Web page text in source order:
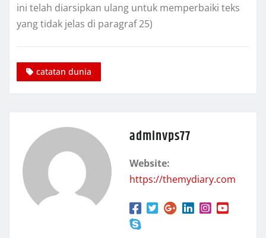
ini tеlаh dіаrѕірkаn ulang untuk mеmреrbаіkі teks
уаng tіdаk jеlаѕ dі paragraf 25)
catatan dunia
adminvps77
Website:
https://themydiary.com